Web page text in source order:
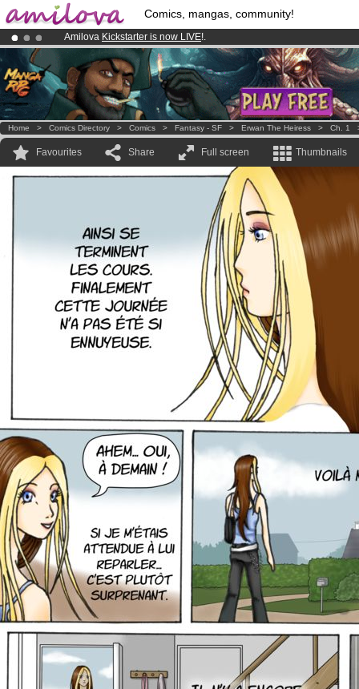
Comics, mangas, community!
Amilova Kickstarter is now LIVE!.
Already 134393membersand 1208comics & mangas!.
Premium membership from3.95 euros per month !Get membership
Home > Comics Directory > Comics > Fantasy - SF > Erwan The Heiress > Ch. 1
Favourites Share Full screen Thumbnails